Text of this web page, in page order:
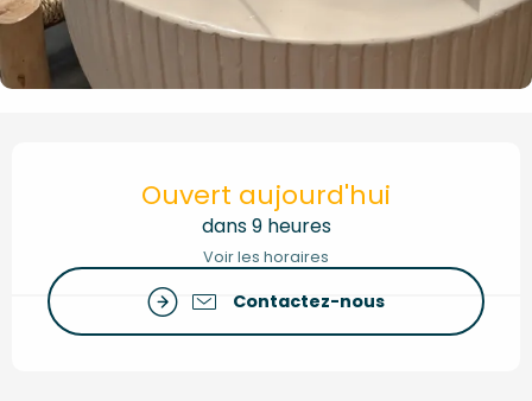
Ouvert aujourd'hui
dans 9 heures
Voir les horaires
Contactez-nous